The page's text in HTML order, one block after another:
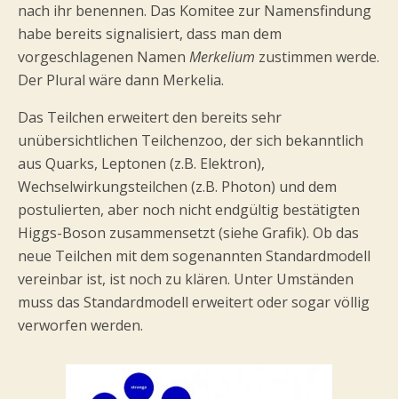
nach ihr benennen. Das Komitee zur Namensfindung
habe bereits signalisiert, dass man dem
vorgeschlagenen Namen Merkelium zustimmen werde.
Der Plural wäre dann Merkelia.
Das Teilchen erweitert den bereits sehr
unübersichtlichen Teilchenzoo, der sich bekanntlich
aus Quarks, Leptonen (z.B. Elektron),
Wechselwirkungsteilchen (z.B. Photon) und dem
postulierten, aber noch nicht endgültig bestätigten
Higgs-Boson zusammensetzt (siehe Grafik). Ob das
neue Teilchen mit dem sogenannten Standardmodell
vereinbar ist, ist noch zu klären. Unter Umständen
muss das Standardmodell erweitert oder sogar völlig
verworfen werden.